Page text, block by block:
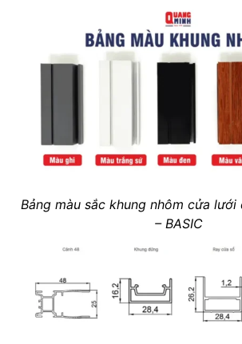
Bảng màu sắc khung nhôm cửa
– BASIC